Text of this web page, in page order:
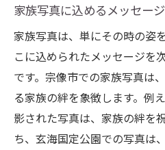
家族写真に込めるメッセージ
家族写真は、単にその時の姿
こに込められたメッセージを
です。宗像市での家族写真は
る家族の絆を象徴します。例
影された写真は、家族の絆を
ち、玄海国定公園での写真は